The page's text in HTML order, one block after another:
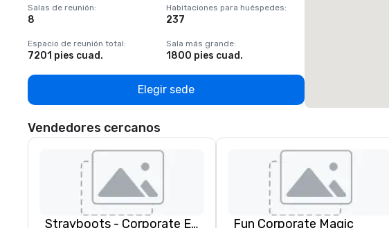
Salas de reunión:
8
Habitaciones para huéspedes:
237
Espacio de reunión total:
7201 pies cuad.
Sala más grande:
1800 pies cuad.
Elegir sede
Vendedores cercanos
Strayboots - Corporate Events and Team Building Activities Fun Corporate Magic